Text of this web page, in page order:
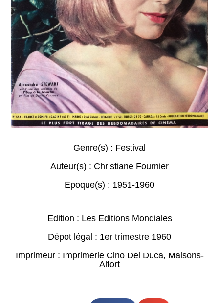
Genre(s) : Festival
Auteur(s) : Christiane Fournier
Epoque(s) : 1951-1960
Edition : Les Editions Mondiales
Dépot légal : 1er trimestre 1960
Imprimeur : Imprimerie Cino Del Duca, Maisons-
Alfort